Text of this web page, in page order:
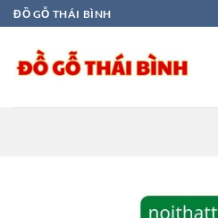
Bỏ
qua
dung
ĐỒ GỖ THÁI BÌNH